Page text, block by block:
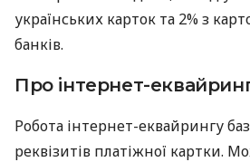
українських карток та 2% з
банків.
Про інтернет-
Робота інтернет-еквайрингу
реквізитів платіжної картки.